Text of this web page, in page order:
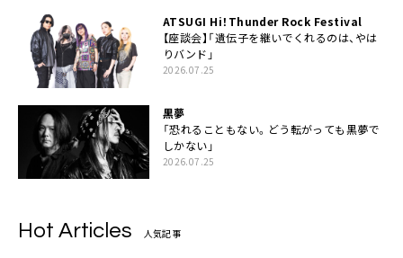
ATSUGI Hi！Thunder Rock Festival
【座談会】「遺伝子を継いでくれるのは、やは
りバンド」
2026.07.25
黒夢
「恐れることもない。どう転がっても黒夢で
しかない」
2026.07.25
Hot Articles 人気記事